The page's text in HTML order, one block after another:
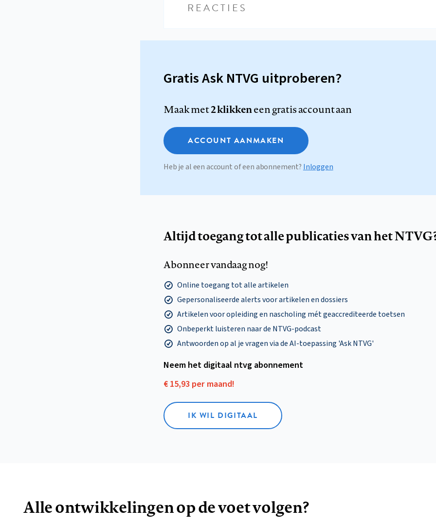
REACTIES
Gratis Ask NTVG uitproberen?
Maak met2 klikkeneen gratis account aan
ACCOUNT AANMAKEN
Heb je al een account of een abonnement? Inloggen
Altijd toegang tot alle publicaties van het
Abonneer vandaag nog!
Online toegang tot alle artikelen
Gepersonaliseerde alerts voor artikelen en dossiers
Artikelen voor opleiding en nascholing mét geaccrediteerde toetsen
Onbeperkt luisteren naar de NTVG-podcast
Antwoorden op al je vragen via de AI-toepassing 'Ask NTVG'
Neem het digitaal ntvg abonnement
€ 15,93 per maand!
IK WIL DIGITAAL
Alle ontwikkelingen op de voet volgen?